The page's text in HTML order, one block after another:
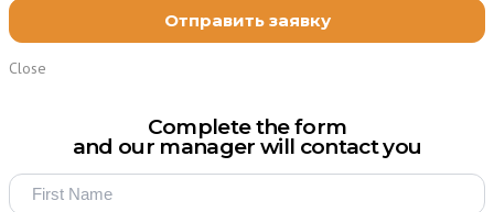
Close
Complete the form
and our manager will contact you